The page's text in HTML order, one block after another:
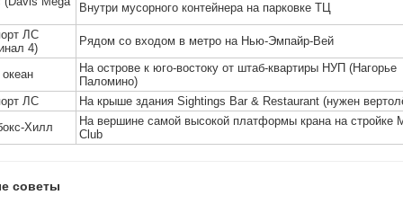
Внутри мусорного контейнера на парковке ТЦ
ЛС
4)
Рядом со входом в метро на Нью-Эмпайр-Вей
На острове к юго-востоку от штаб-квартиры НУП (Нагорье
Паломино)
ЛС
На крыше здания Sightings Bar & Restaurant (нужен
Хилл
На вершине самой высокой платформы крана на стройке
Club
советы